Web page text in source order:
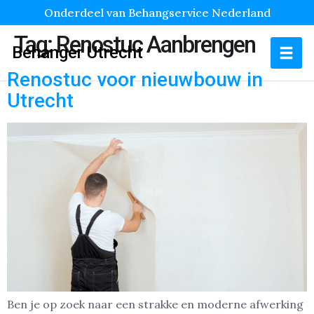
Onderdeel van Behangservice Nederland
Behanger Utrecht
Tag:Renostuc Aanbrengen
Renostuc voor nieuwbouw in
Utrecht
Ben je op zoek naar een strakke en moderne afwerking